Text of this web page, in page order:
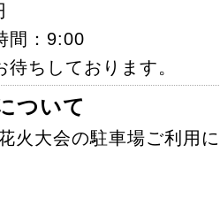
間：9:00
ちしております。
ついて
火大会の駐車場ご利用